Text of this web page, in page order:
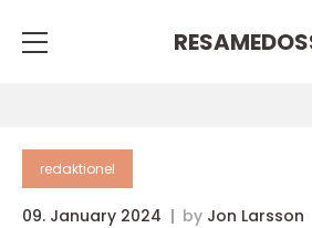
redaktionel
09. January 2024 by Jon Larsson